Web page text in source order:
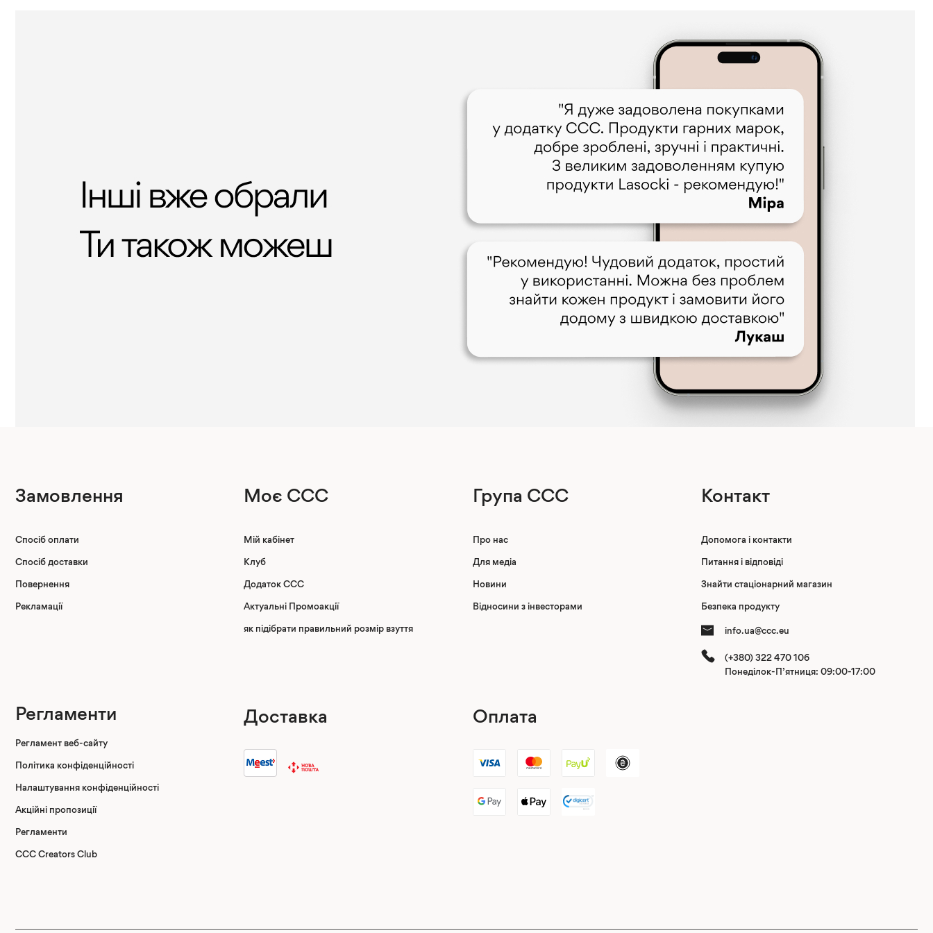
Замовлення
Спосіб оплати
Спосіб доставки
Повернення
Рекламації
Моє CCC
Мій кабінет
Клуб
Додаток CCC
Актуальні Промоакції
як підібрати правильний розмір взуття
Група CCC
Про нас
Для медіа
Новини
Відносини з інвесторами
Контакт
Допомога і контакти
Питання і відповіді
Знайти стаціонарний магазин
Безпека продукту
info.ua@ccc.eu
(+380) 322 470 106
Понеділок-П’ятниця: 09:00-17:00
Регламенти
Регламент веб-сайту
Політика конфіденційності
Налаштування конфіденційності
Акційні пропозиції
Регламенти
CCC Creators Club
Доставка Оплата